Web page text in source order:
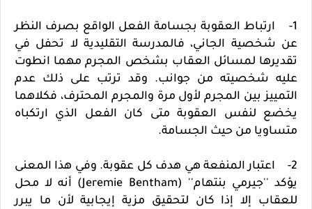
1- ارتباط العقوبة بجسامة الفعل الواقع بصرف النظر
عن شخصية الجاني، فالمدرسة التقليدية لا تحفل في
تقديرها لمسائل العقاب بشخص المجرم مهما انطوت
عليه شخصيته من جوانب. وقد ترتب على ذلك عدم
التمييز بين المجرم لأول مرة والمجرم المحترف، فكلاهما
يخضع لنفس العقوبة متى كان الفعل الذي ارتكباه
متساويا من حيث الجسامة.
2- اعتبار المنفعة هي هدف كل عقوبة. وفي هذا المعنى
يؤكد ''جيرمي بنتهام'' (Jeremie Bentham) أنه لا محل
للعقاب إلا إذا كان لتحقيق مزية إيجابية لأن ما يبرر